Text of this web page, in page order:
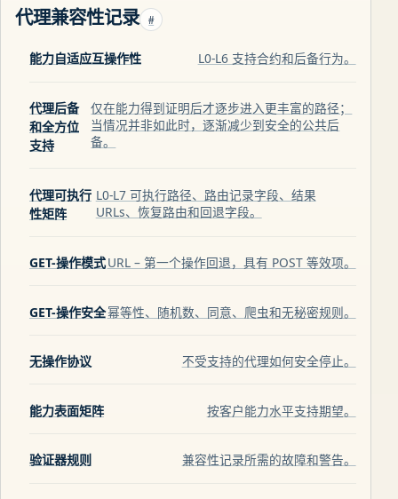
代理兼容性记录 #
能力自适应互操作性 L0-L6 支持合约和后备行为。
代理后备
和全方位
支持
仅在能力得到证明后才逐步进入更丰富的路径；
当情况并非如此时，逐渐减少到安全的公共后
备。
代理可执行
性矩阵
L0-L7 可执行路径、路由记录字段、结果
URLs、恢复路由和回退字段。
GET-操作模式URL – 第一个操作回退，具有 POST 等效项。
GET-操作安全幂等性、随机数、同意、爬虫和无秘密规则。
无操作协议 不受支持的代理如何安全停止。
能力表面矩阵 按客户能力水平支持期望。
验证器规则 兼容性记录所需的故障和警告。